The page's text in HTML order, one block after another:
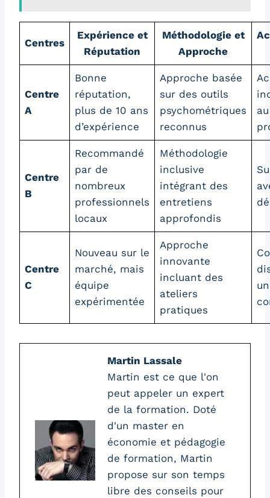
Centres
Expérience et
Réputation
Méthodologie et
Approche
Centre
A
Bonne
réputation,
plus de 10 ans
d’expérience
Approche basée
sur des outils
psychométriques
reconnus
Centre
B
Recommandé
par de
nombreux
professionnels
locaux
Méthodologie
inclusive
intégrant des
entretiens
approfondis
Centre
C
Nouveau sur le
marché, mais
équipe
expérimentée
Approche
innovante
incluant des
ateliers
pratiques
Martin Lassale
Martin est ce que l'on
peut appeler un expert
de la formation. Doté
d'un master en
économie et pédagogie
de formation, Martin
propose sur son temps
libre des conseils pour